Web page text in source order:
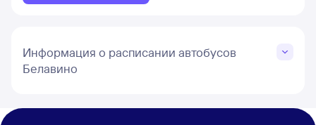
Информация о расписании автобусов
Белавино